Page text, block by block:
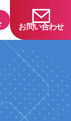
お問い合わせ